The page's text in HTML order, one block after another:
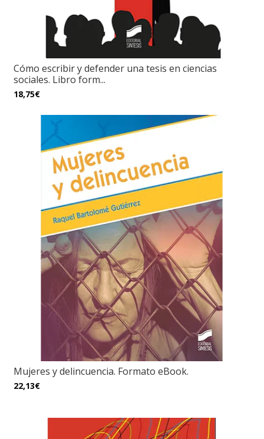
Cómo escribir y defender una tesis en ciencias
sociales. Libro form...
18,75€
Mujeres y delincuencia. Formato eBook.
22,13€